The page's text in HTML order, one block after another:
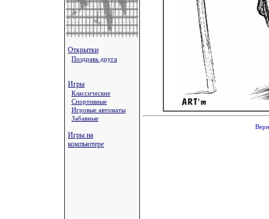
Открытки
Поздравь друга
Игры
Классические
Спортивные
Игровые автоматы
Забавные
Игры на
компьютере